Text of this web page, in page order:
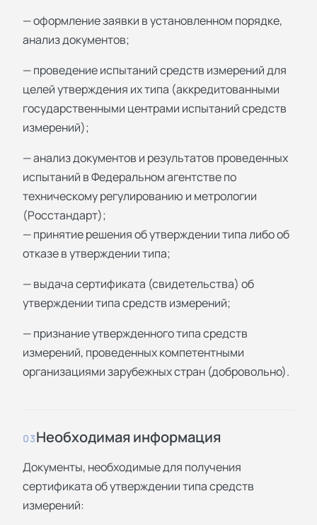
— оформление заявки в установленном порядке,
анализ документов;
— проведение испытаний средств измерений для
целей утверждения их типа (аккредитованными
государственными центрами испытаний средств
измерений);
— анализ документов и результатов проведенных
испытаний в Федеральном агентстве по
техническому регулированию и метрологии
(Росстандарт);
— принятие решения об утверждении типа либо об
отказе в утверждении типа;
— выдача сертификата (свидетельства) об
утверждении типа средств измерений;
— признание утвержденного типа средств
измерений, проведенных компетентными
организациями зарубежных стран (добровольно).
03Необходимая информация
Документы, необходимые для получения
сертификата об утверждении типа средств
измерений: